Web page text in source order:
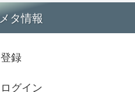
メタ情報
登録
ログイン